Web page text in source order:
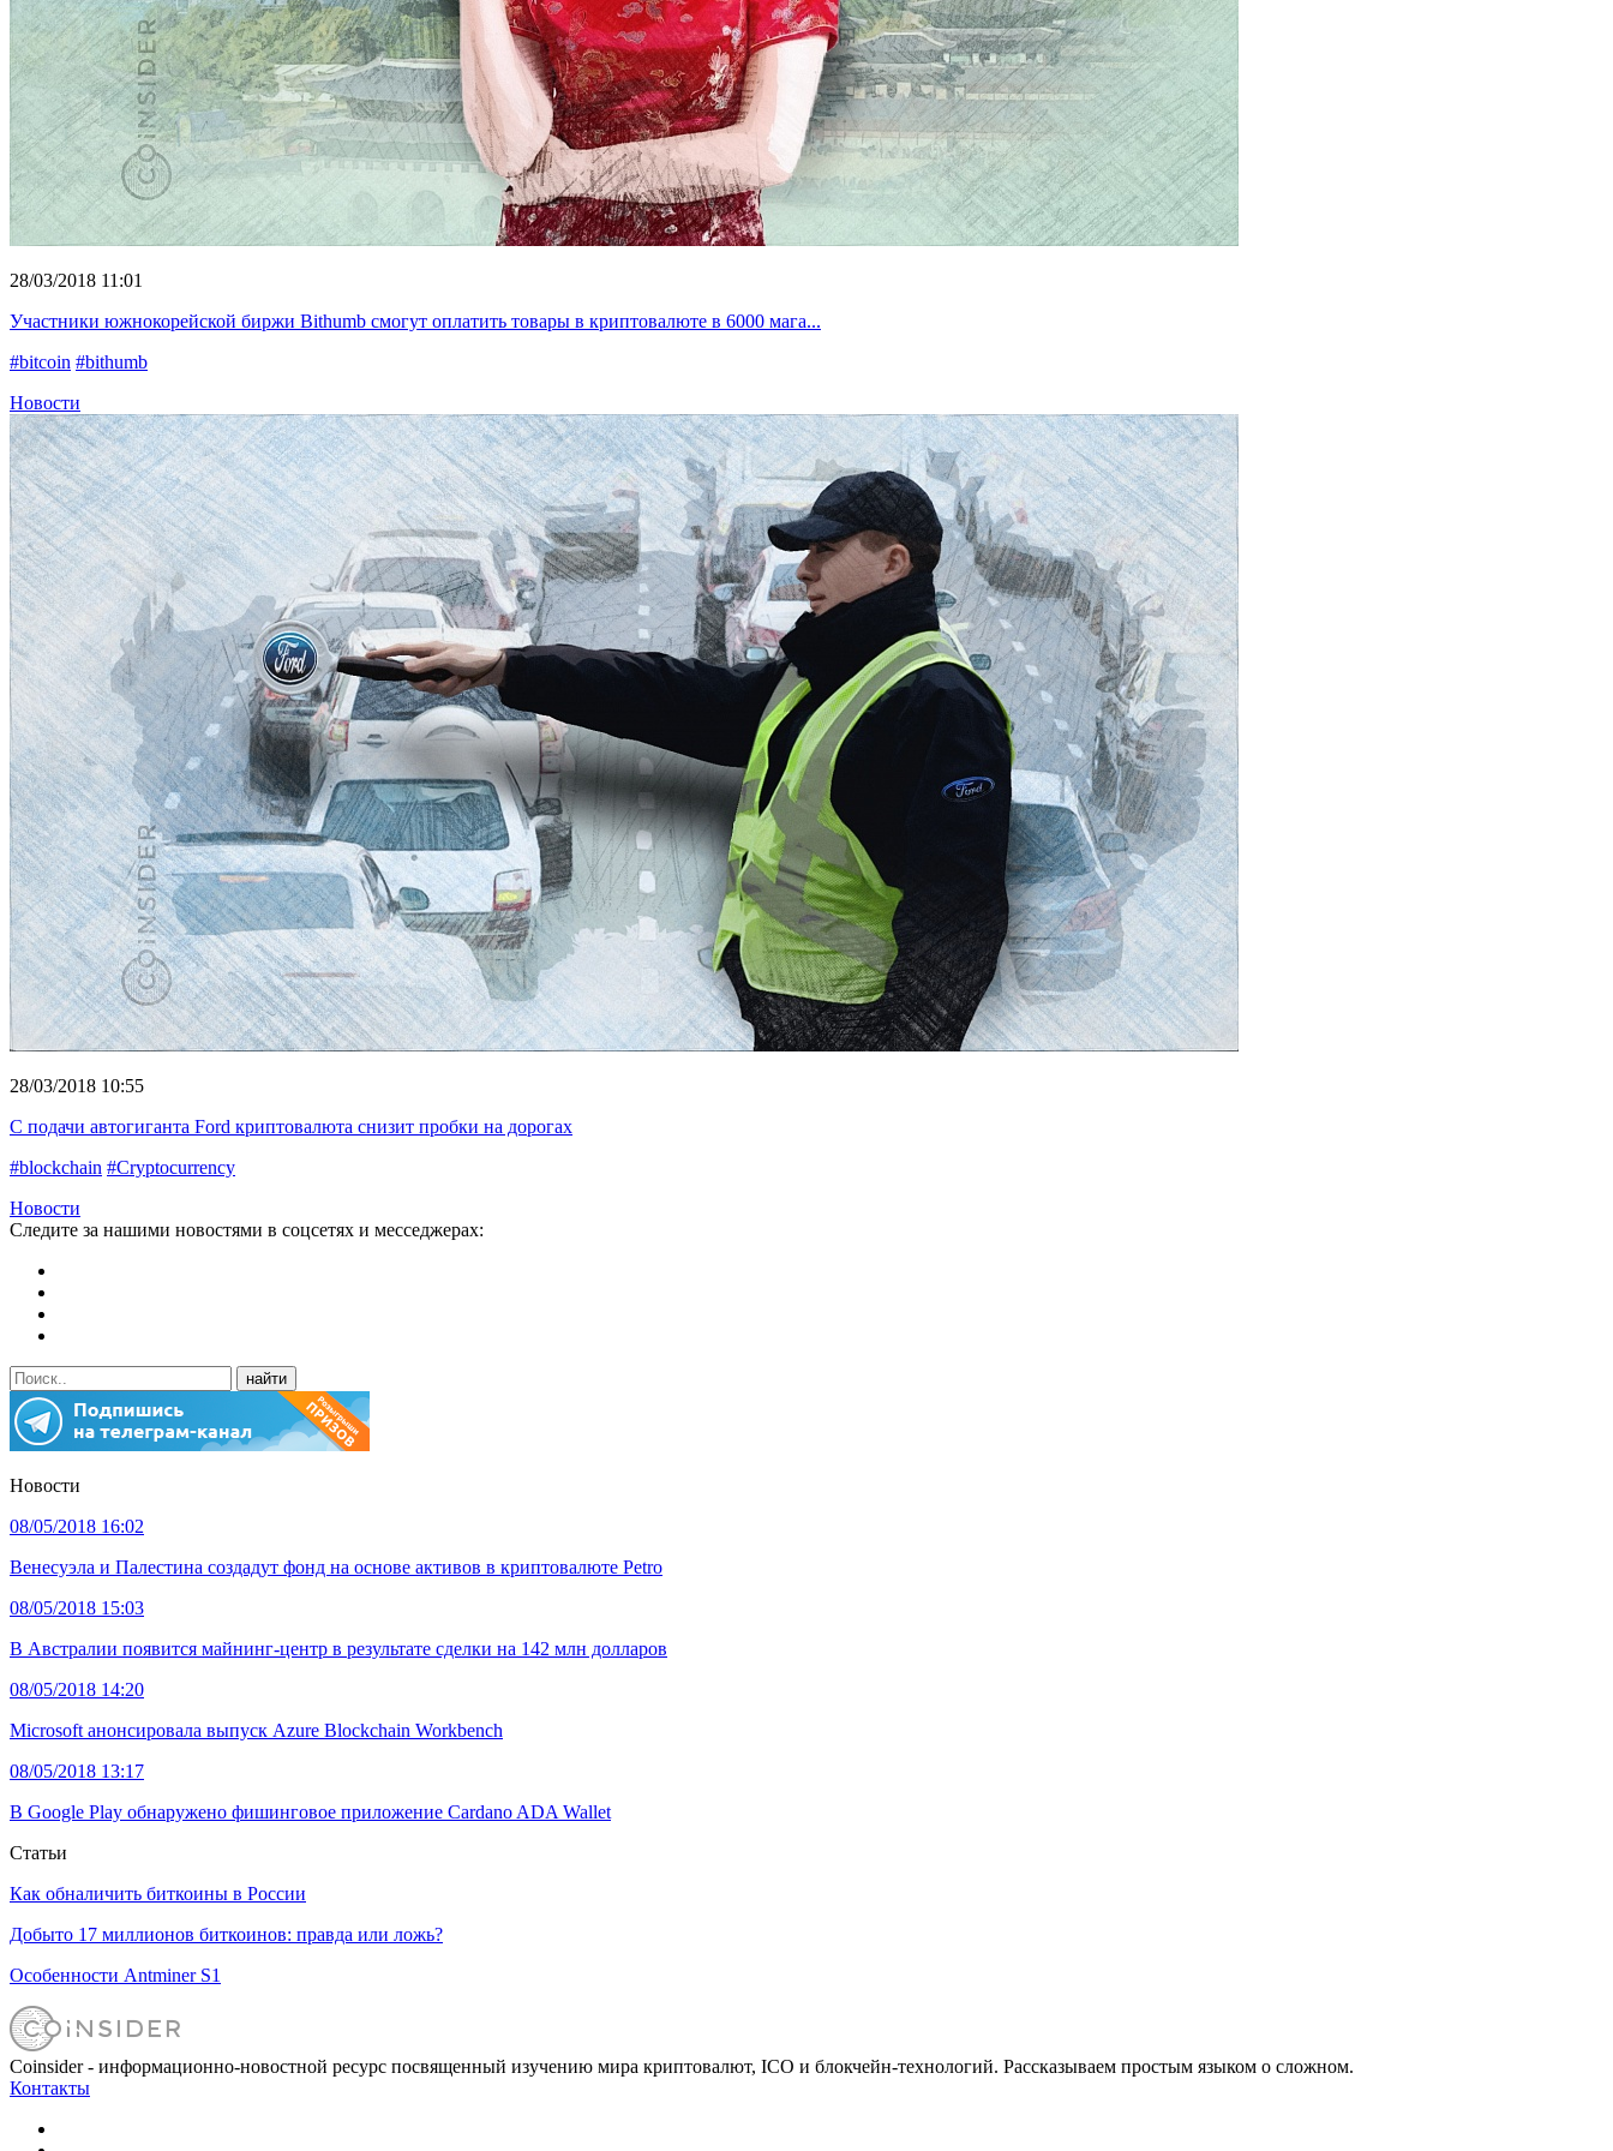
28/03/2018 11:01
Участники южнокорейской биржи Bithumb смогут оплатить товары в криптовалюте в 6000 мага...
#bitcoin #bithumb
Новости
28/03/2018 10:55
С подачи автогиганта Ford криптовалюта снизит пробки на дорогах
#blockchain #Cryptocurrency
Новости
Следите за нашими новостями в соцсетях и месседжерах:
Новости
08/05/2018 16:02
Венесуэла и Палестина создадут фонд на основе активов в криптовалюте Petro
08/05/2018 15:03
В Австралии появится майнинг-центр в результате сделки на 142 млн долларов
08/05/2018 14:20
Microsoft анонсировала выпуск Azure Blockchain Workbench
08/05/2018 13:17
В Google Play обнаружено фишинговое приложение Cardano ADA Wallet
Статьи
Как обналичить биткоины в России
Добыто 17 миллионов биткоинов: правда или ложь?
Особенности Antminer S1
Coinsider - информационно-новостной ресурс посвященный изучению мира криптовалют, ICO и блокчейн-технологий. Рассказываем простым языком о сложном.
Контакты